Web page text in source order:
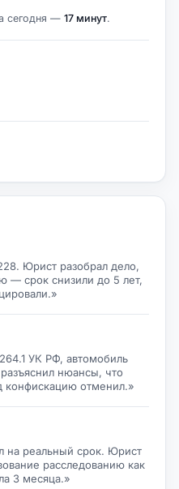
сегодня — 17 минут.
Юрист разобрал дело,
— срок снизили до 5 лет,
УК РФ, автомобиль
нюансы, что
конфискацию отменил.»
на реальный срок. Юрист
расследованию как
3 месяца.»